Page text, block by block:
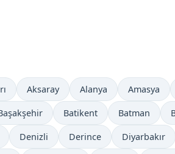
Aksaray Alanya Amasya
Batikent Batman
Denizli Derince Diyarbakır